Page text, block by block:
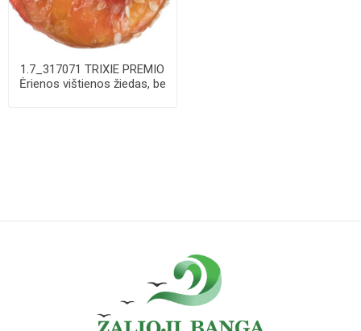
1.7_317071 TRIXIE PREMIO
Ėrienos vištienos žiedas, be